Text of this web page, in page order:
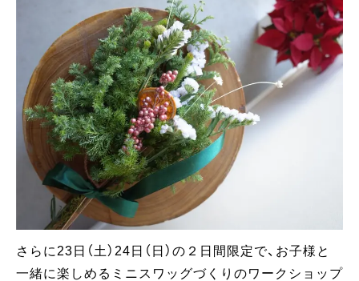
さらに23日（土）24日（日）の２日間限定で、お子様と
一緒に楽しめるミニスワッグづくりのワークショップ